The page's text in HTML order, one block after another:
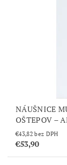
NÁUŠNICE
OŠTEPOV –
€43,82 bez DPH
€53,90